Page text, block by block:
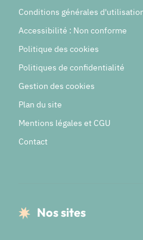
Conditions générales
Accessibilité : Non conforme
Politique des cookies
Politiques de confidentialité
Gestion des cookies
Plan du site
Mentions légales et CGU
Contact
Nos sites